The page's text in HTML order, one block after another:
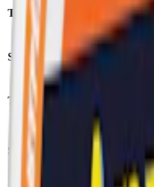
Tillverkare: Après Nicotine AB
Styrka: milt vitt snus
Torrhet:
Snustyp: